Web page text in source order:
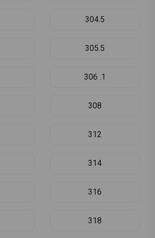
304.5
305.5
306 .1
308
312
314
316
318